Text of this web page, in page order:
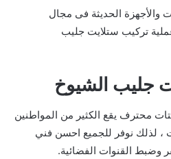
والأجهزة الحديثة فى مجال
تركيب ستلايت جليب
جليب الشيوخ
محترف يقع الكثير من المواطنين
، لذلك نوفر للجميع احسن فني
وضبط القنوات الفضائية.